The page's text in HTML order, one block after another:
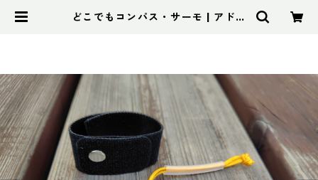
どこでもコンパス・サーモ | アドス